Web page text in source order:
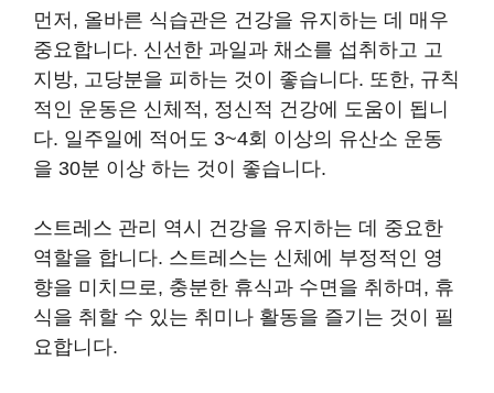
먼저, 올바른 식습관은 건강을 유지하는 데 매우
중요합니다. 신선한 과일과 채소를 섭취하고 고
지방, 고당분을 피하는 것이 좋습니다. 또한, 규칙
적인 운동은 신체적, 정신적 건강에 도움이 됩니
다. 일주일에 적어도 3~4회 이상의 유산소 운동
을 30분 이상 하는 것이 좋습니다.
스트레스 관리 역시 건강을 유지하는 데 중요한
역할을 합니다. 스트레스는 신체에 부정적인 영
향을 미치므로, 충분한 휴식과 수면을 취하며, 휴
식을 취할 수 있는 취미나 활동을 즐기는 것이 필
요합니다.